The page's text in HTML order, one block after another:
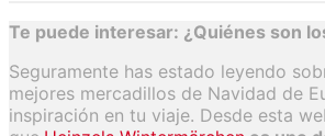
Te puede interesar: ¿Quiénes son
Seguramente has estado leyendo
mejores mercadillos de Navidad de
inspiración en tu viaje. Desde esta